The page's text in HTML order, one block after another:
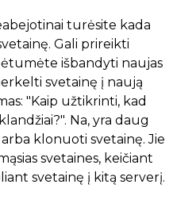
turėsite kada
Gali prireikti
išbandyti naujas
svetainę į naują
"Kaip užtikrinti, kad
Na, yra daug
klonuoti svetainę. Jie
svetaines, keičiant
svetainę į kitą serverį.